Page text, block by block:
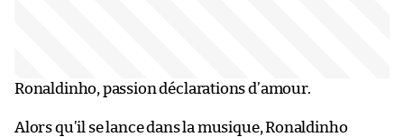
Ronaldinho, passion déclarations d’amour.
Alors qu’il se lance dans la musique, Ronaldinho